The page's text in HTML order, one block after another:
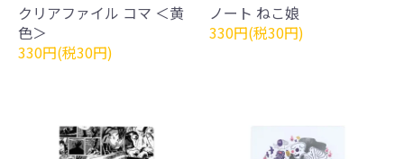
クリアファイル コマ ＜黄
色＞
330円(税30円)
ノート ねこ娘
330円(税30円)